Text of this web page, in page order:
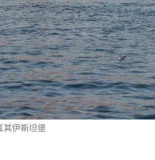
其伊斯坦堡